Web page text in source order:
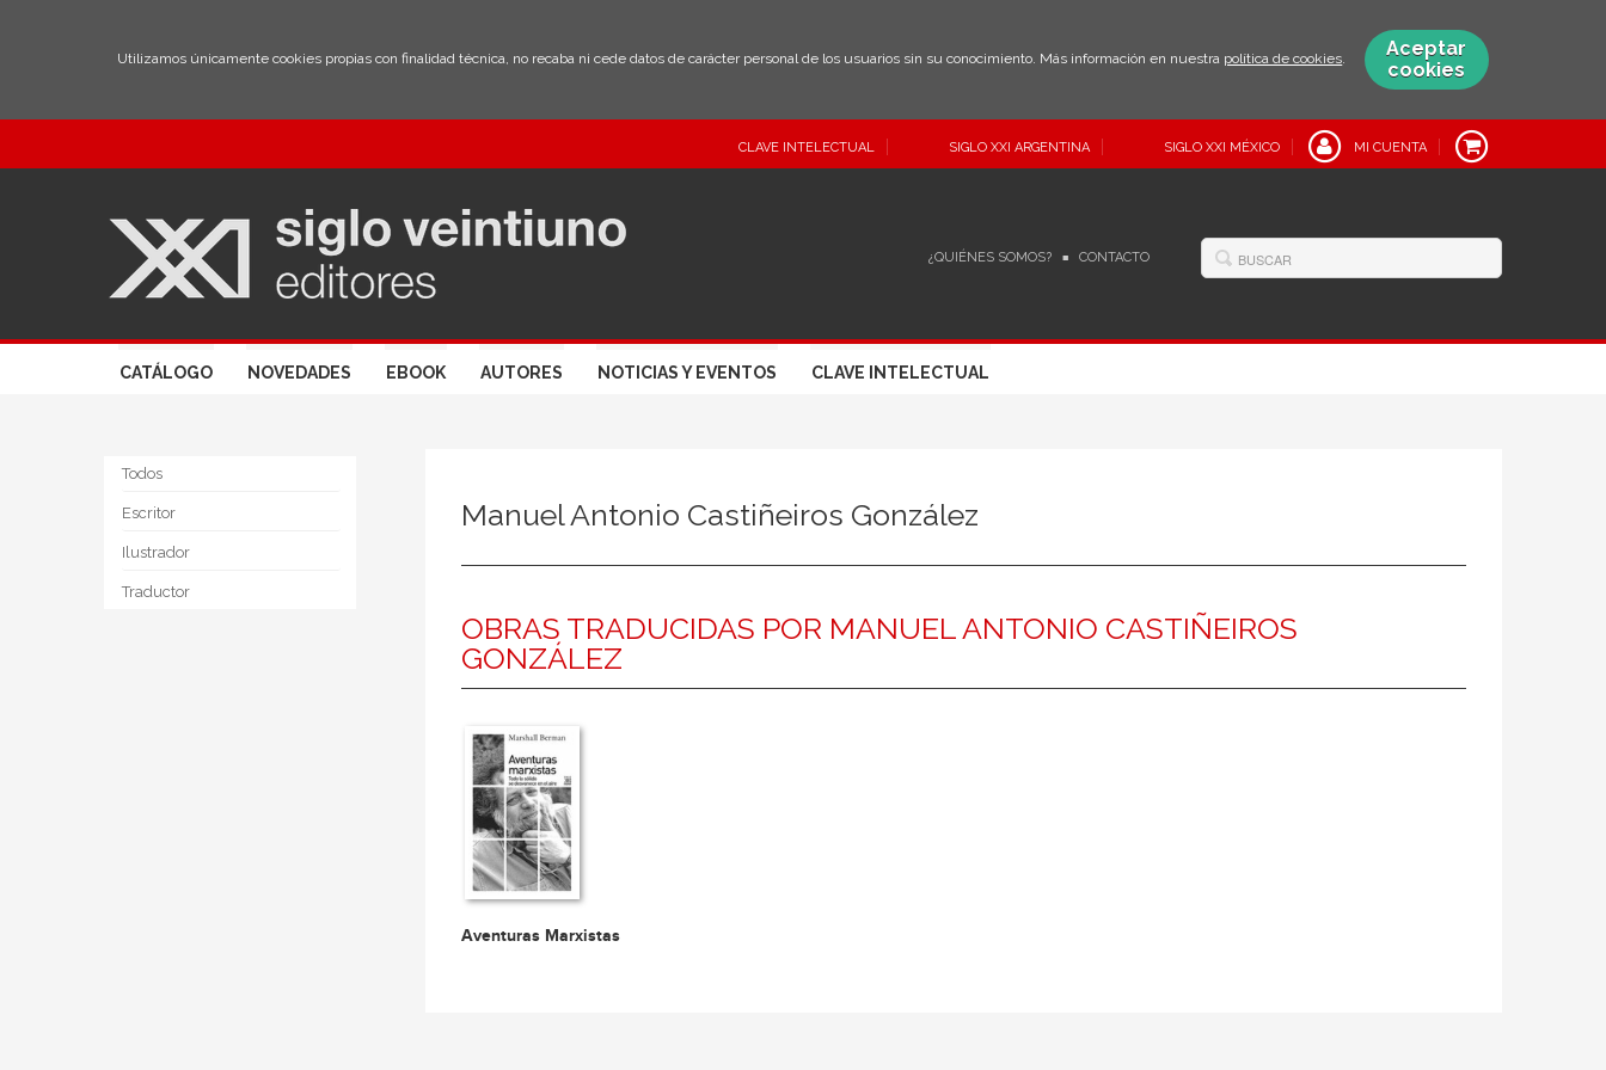
Utilizamos únicamente cookies propias con finalidad técnica, no recaba ni cede datos de carácter personal de los usuarios sin su conocimiento. Más información en nuestra política de cookies.
Aceptar
cookies
CLAVE INTELECTUAL SIGLO XXI ARGENTINA SIGLO XXI MÉXICO MI CUENTA
¿QUIÉNES SOMOS? CONTACTO
CATÁLOGO NOVEDADES EBOOK AUTORES NOTICIAS Y EVENTOS CLAVE INTELECTUAL
Todos
Escritor
Ilustrador
Traductor
Manuel Antonio Castiñeiros González
OBRAS TRADUCIDAS POR MANUEL ANTONIO CASTIÑEIROS
GONZÁLEZ
Aventuras Marxistas